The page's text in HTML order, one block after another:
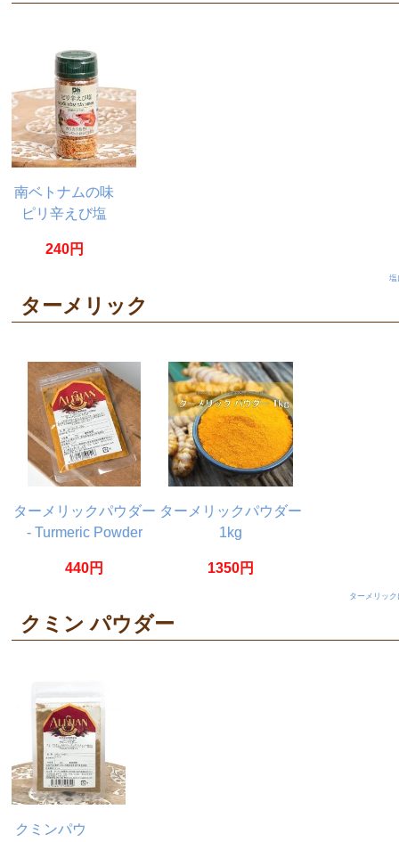
南ベトナムの味
ピリ辛えび塩
タイニン
240円
塩
ターメリック
ターメリックパウダー
- Turmeric Powder
440円
ターメリックパウダー
1kg
1350円
ターメリッ
クミン パウダー
クミンパウ